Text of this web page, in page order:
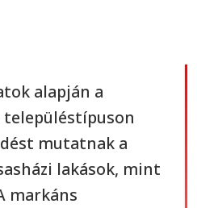
alapján a
mutatnak a
lakások, mint
markáns